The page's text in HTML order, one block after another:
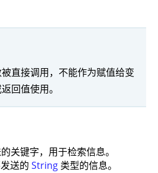
直接调用，不能作为赋值给变
回值使用。
关键字，用于检索信息。
送的 String 类型的信息。